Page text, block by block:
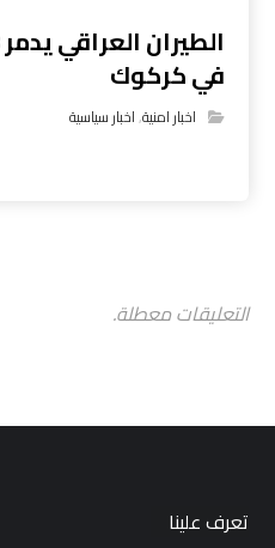
في كركوك
اخبار امنية,اخبار سياسية
التعليقات معطلة.
تعرف علينا